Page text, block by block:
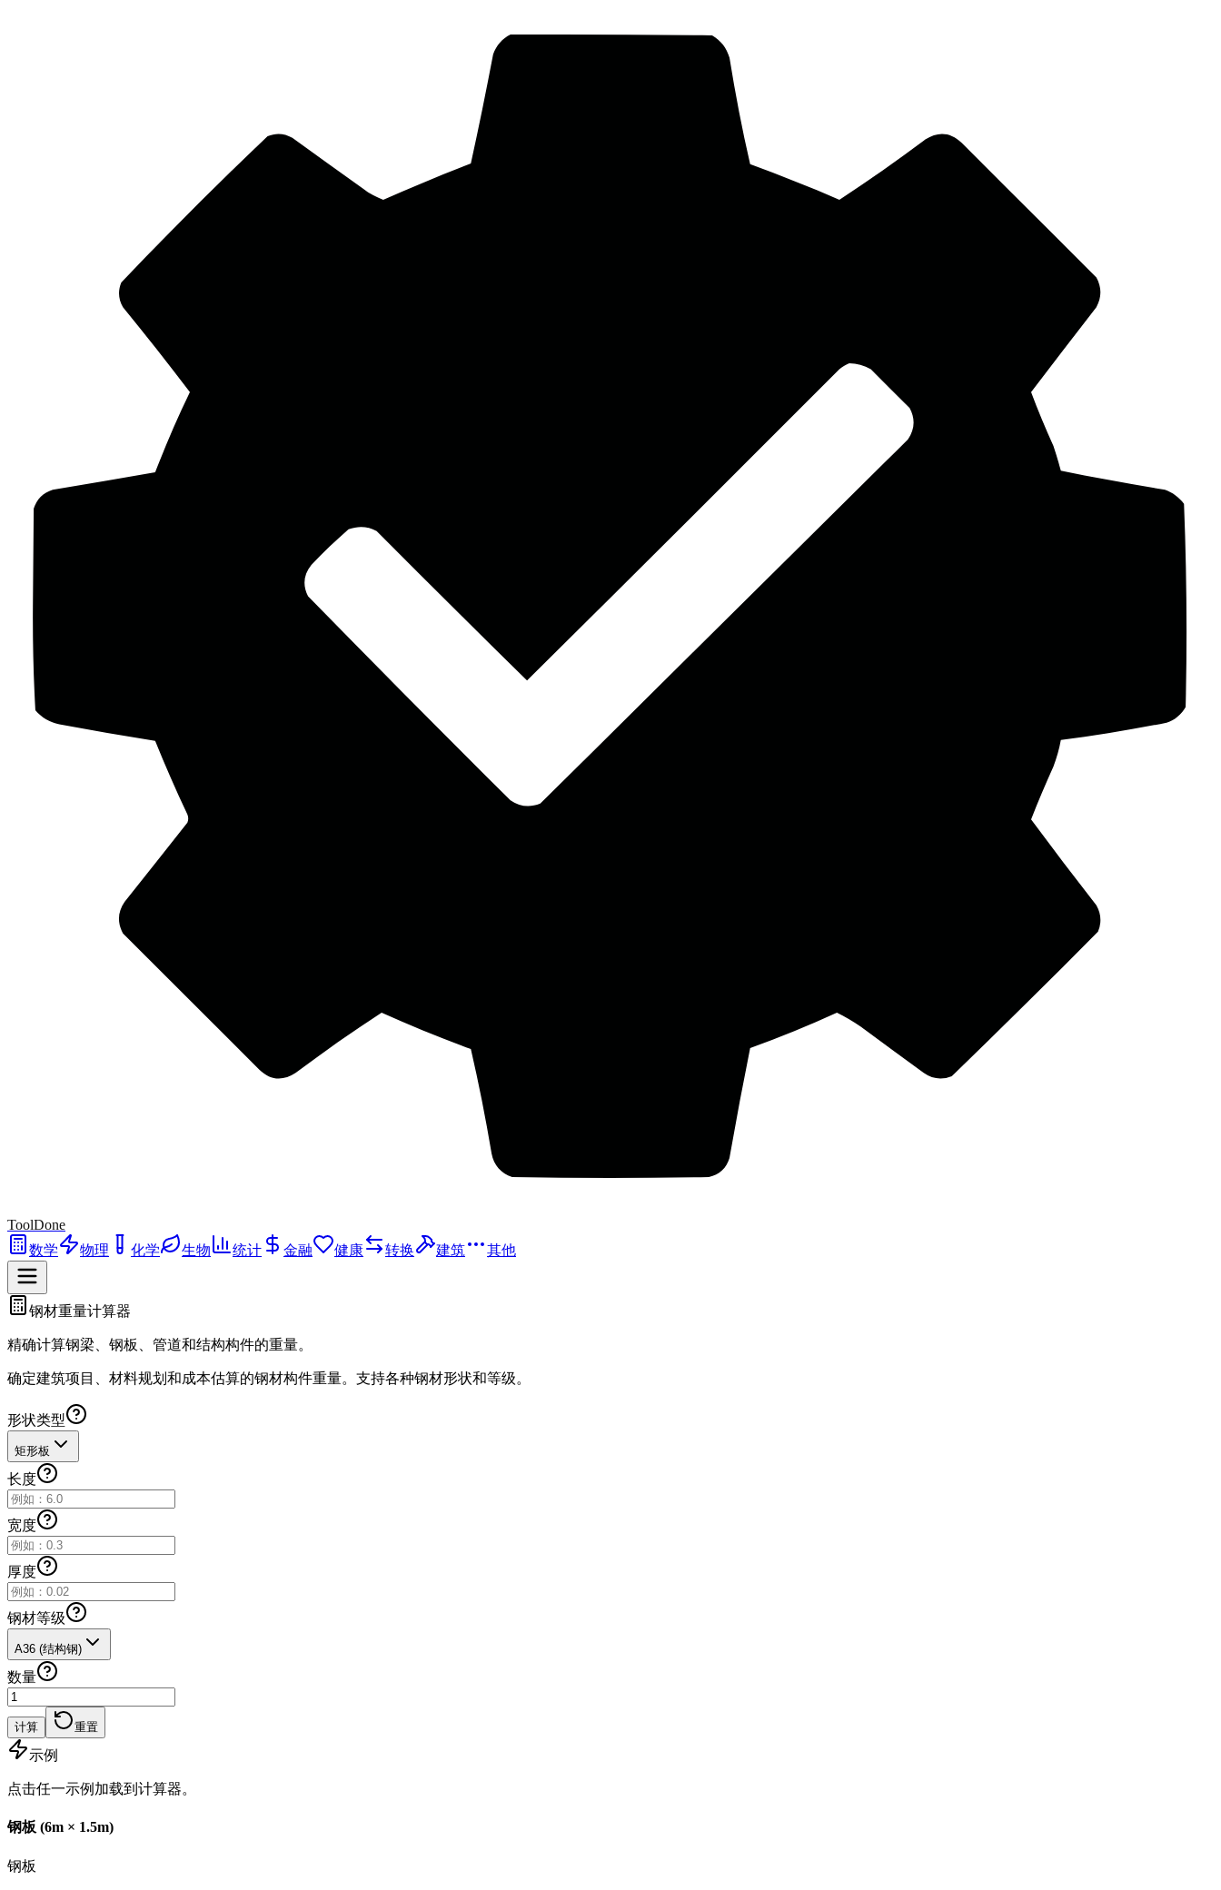
ToolDone
数学
物理 化学 生物 统计 金融 健康 转换 建筑 其他
钢材重量计算器
精确计算钢梁、钢板、管道和结构构件的重量。
确定建筑项目、材料规划和成本估算的钢材构件重量。支持各种钢材形状和等级。
形状类型
矩形板
长度
宽度
厚度
钢材等级
A36 (结构钢)
数量
计算 重置
示例
点击任一示例加载到计算器。
钢板 (6m × 1.5m)
钢板